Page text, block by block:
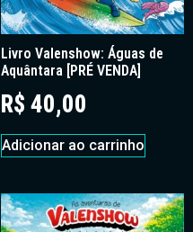
Livro Valenshow: Águas de
Aquântara [PRÉ VENDA]
R$ 40,00
Adicionar ao carrinho